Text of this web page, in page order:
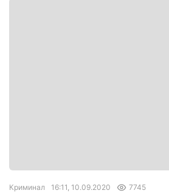
Криминал 16:11, 10.09.2020 7745